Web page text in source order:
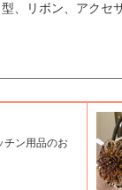
、リボン、アクセ
チン用品のお